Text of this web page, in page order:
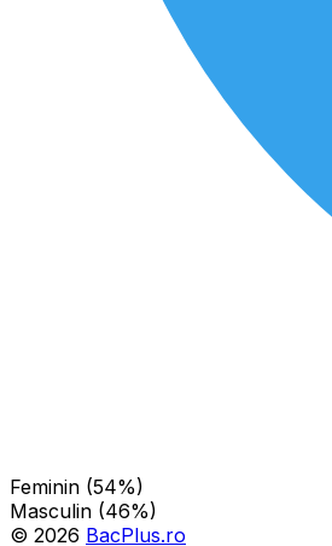
Feminin (54%)
Masculin (46%)
© 2026 BacPlus.ro